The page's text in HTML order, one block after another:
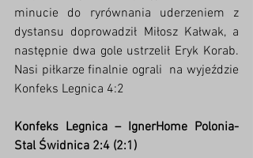
minucie do ryrównania uderzeniem z
dystansu doprowadził Miłosz Kałwak, a
następnie dwa gole ustrzelił Eryk Korab.
Nasi piłkarze finalnie ograli  na wyjeździe
Konfeks Legnica 4:2
Konfeks Legnica – IgnerHome Polonia-
Stal Świdnica 2:4 (2:1)